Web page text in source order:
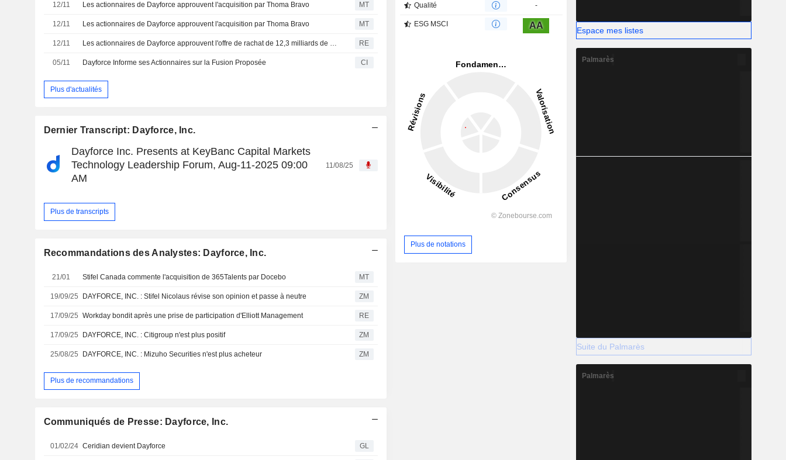
12/11 Les actionnaires de Dayforce approuvent l'acquisition par Thoma Bravo MT
12/11 Les actionnaires de Dayforce approuvent l'acquisition par Thoma Bravo MT
12/11 Les actionnaires de Dayforce approuvent l'offre de rachat de 12,3 milliards de dollars par Thoma Bravo RE
05/11 Dayforce Informe ses Actionnaires sur la Fusion Proposée CI
Plus d'actualités
Dernier Transcript: Dayforce, Inc.
Dayforce Inc. Presents at KeyBanc Capital Markets
Technology Leadership Forum, Aug-11-2025 09:00
AM
11/08/25
Plus de transcripts
Recommandations des Analystes: Dayforce, Inc.
21/01 Stifel Canada commente l'acquisition de 365Talents par Docebo MT
19/09/25 DAYFORCE, INC. : Stifel Nicolaus révise son opinion et passe à neutre ZM
17/09/25 Workday bondit après une prise de participation d'Elliott Management RE
17/09/25 DAYFORCE, INC. : Citigroup n'est plus positif ZM
25/08/25 DAYFORCE, INC. : Mizuho Securities n'est plus acheteur ZM
Plus de recommandations
Communiqués de Presse: Dayforce, Inc.
01/02/24 Ceridian devient Dayforce GL
Qualité -
ESG MSCI AA
Plus de notations
Espace mes listes
Palmarès
Suite du Palmarès
Palmarès